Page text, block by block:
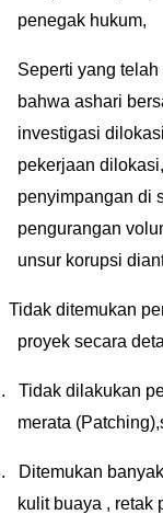
penegak hukum,
Seperti yang
bahwa ashari
investigasi
pekerjaan
penyimpangan di
pengurangan
unsur korupsi
Tidak ditemukan
proyek secara
Tidak dilakukan
merata
Ditemukan
kulit buaya , retak